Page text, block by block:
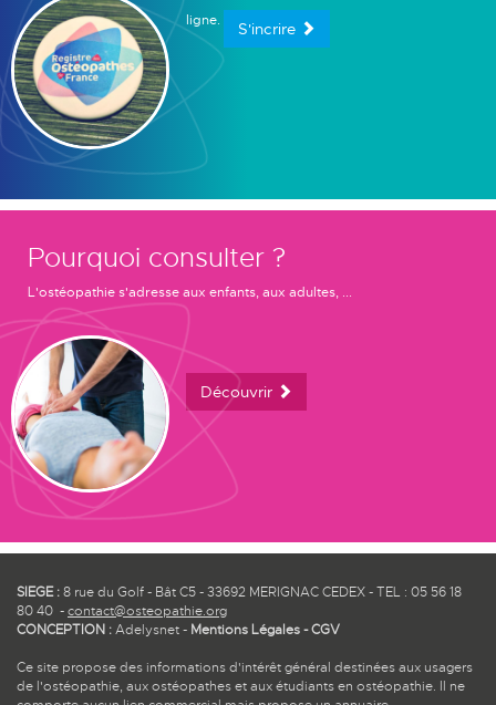
ligne. S'incrire
Pourquoi consulter ?
L'ostéopathie s'adresse aux enfants, aux adultes, ...
Découvrir
SIEGE :8 rue du Golf - Bât C5 - 33692 MERIGNAC CEDEX - TEL : 05 56 18
80 40 -contact@osteopathie.org
CONCEPTION :Adelysnet- Mentions Légales-CGV
Ce site propose des informations d'intérêt général destinées aux usagers
de l'ostéopathie, aux ostéopathes et aux étudiants en ostéopathie. Il ne